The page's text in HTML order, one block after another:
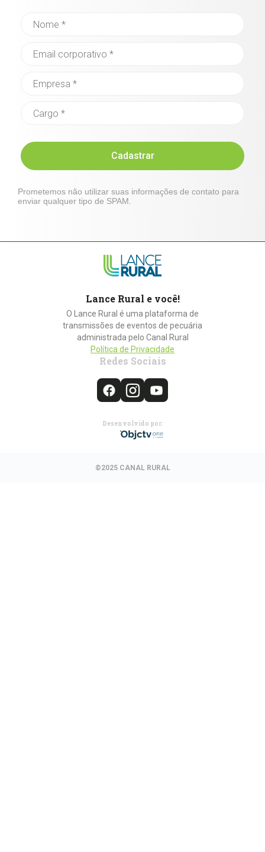
Cadastrar
Prometemos não utilizar suas informações de contato para
enviar qualquer tipo de SPAM.
Lance Rural e você!
O Lance Rural é uma plataforma de
transmissões de eventos de pecuária
administrada pelo Canal Rural
Política de Privacidade
Redes Sociais
Desenvolvido por:
©2025 CANAL RURAL